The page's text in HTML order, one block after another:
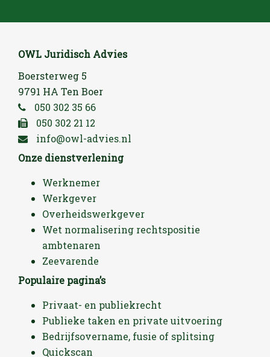
OWL Juridisch Advies
Boersterweg 5
9791 HA Ten Boer
050 302 35 66
050 302 21 12
info@owl-advies.nl
Onze dienstverlening
Werknemer
Werkgever
Overheidswerkgever
Wet normalisering rechtspositie
ambtenaren
Zeevarende
Populaire pagina’s
Privaat- en publiekrecht
Publieke taken en private uitvoering
Bedrijfsovername, fusie of splitsing
Quickscan